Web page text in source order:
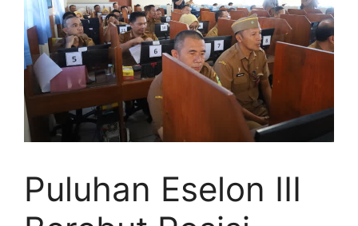
Puluhan Eselon III